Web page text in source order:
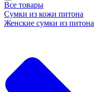
Все товары
Сумки из кожи питона
Женские сумки из питона